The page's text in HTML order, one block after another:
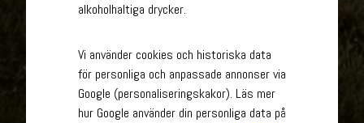
alkoholhaltiga drycker.
Vi använder cookies och historiska data
för personliga och anpassade annonser via
Google (personaliseringskakor). Läs mer
hur Google använder din personliga data på